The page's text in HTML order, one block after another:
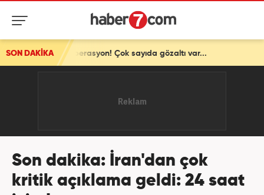
SON DAKİKAÇok sayıda gözaltı var...
Son dakika: İran'dan çok
kritik açıklama geldi: 24 saat